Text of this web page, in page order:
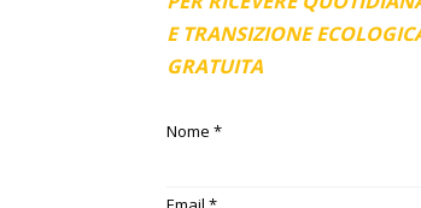
E TRANSIZIONE
GRATUITA
Nome *